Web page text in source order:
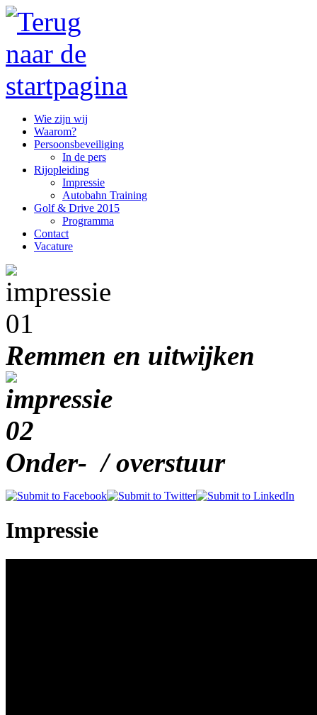
Wie zijn wij
Waarom?
Persoonsbeveiliging
In de pers
Rijopleiding
Impressie
Autobahn Training
Golf & Drive 2015
Programma
Contact
Vacature
Remmen en uitwijken
Onder- / overstuur
Impressie